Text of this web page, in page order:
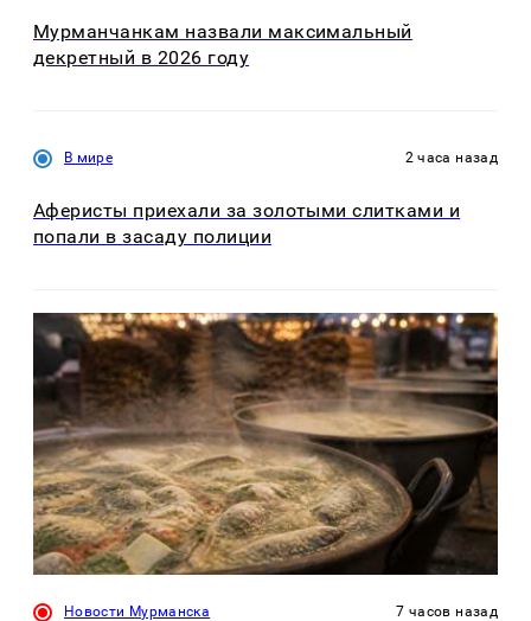
Мурманчанкам назвали максимальный
декретный в 2026 году
В мире 2 часа назад
Аферисты приехали за золотыми слитками и
попали в засаду полиции
Новости Мурманска 7 часов назад